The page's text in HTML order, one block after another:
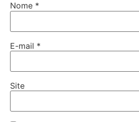
Nome *
E-mail *
Site